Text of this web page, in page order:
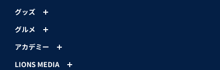
グッズ
グルメ
アカデミー
LIONS MEDIA